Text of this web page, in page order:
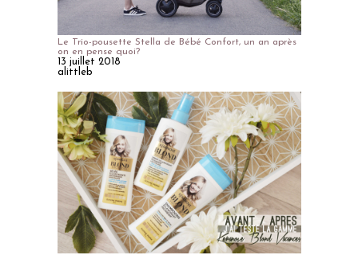
Le Trio-pousette Stella de Bébé Confort, un an après
on en pense quoi?
13 juillet 2018
alittleb